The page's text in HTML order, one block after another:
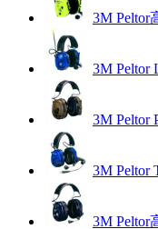
3M Peltor
3M Peltor
3M Peltor
3M Peltor
3M Peltor